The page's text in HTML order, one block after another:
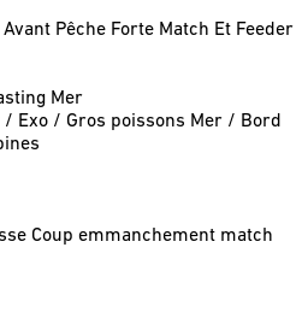
Pêche Forte Match Et Feeder
Mer
/ Exo / Gros poissons Mer / Bord
Coup emmanchement match